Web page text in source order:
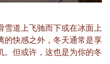
雪道上飞驰而下或在冰面上
的快感之外，冬天通常是享
。但或许，这也是为你的冬